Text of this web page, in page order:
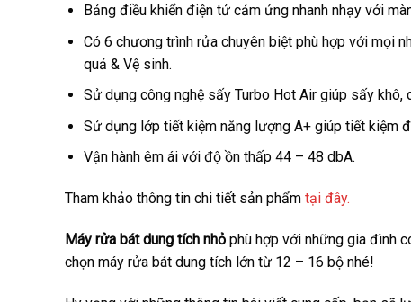
Bảng điều khiển điện tử cảm ứng nhanh nhạy với
Có 6 chương trình rửa chuyên biệt phù hợp với mọi
quả & Vệ sinh.
Sử dụng công nghệ sấy Turbo Hot Air giúp sấy
Sử dụng lớp tiết kiệm năng lượng A+ giúp tiết kiệm
Vận hành êm ái với độ ồn thấp 44 – 48 dbA.
Tham khảo thông tin chi tiết sản phẩm tại đây.
Máy rửa bát dung tích nhỏ phù hợp với những gia đình
chọn máy rửa bát dung tích lớn từ 12 – 16 bộ nhé!